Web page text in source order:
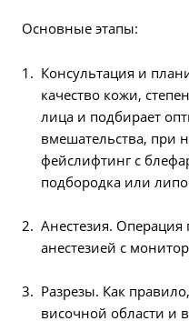
Основные этапы:
Консультация и
качество кожи,
лица и подбирает
вмешательства, при
фейслифтинг с
подбородка или
Анестезия.
анестезией с
Разрезы. Как
височной области и